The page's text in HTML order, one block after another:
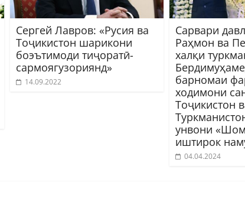
Сергей Лавров: «Русия ва
Тоҷикистон шарикони
боэътимоди тиҷоратӣ-
сармоягузориянд»
14.09.2022
Сарвари
Раҳмон ва
халқи
барномаи
ходимони
Тоҷикистон
унвони
иштирок
04.04.2024